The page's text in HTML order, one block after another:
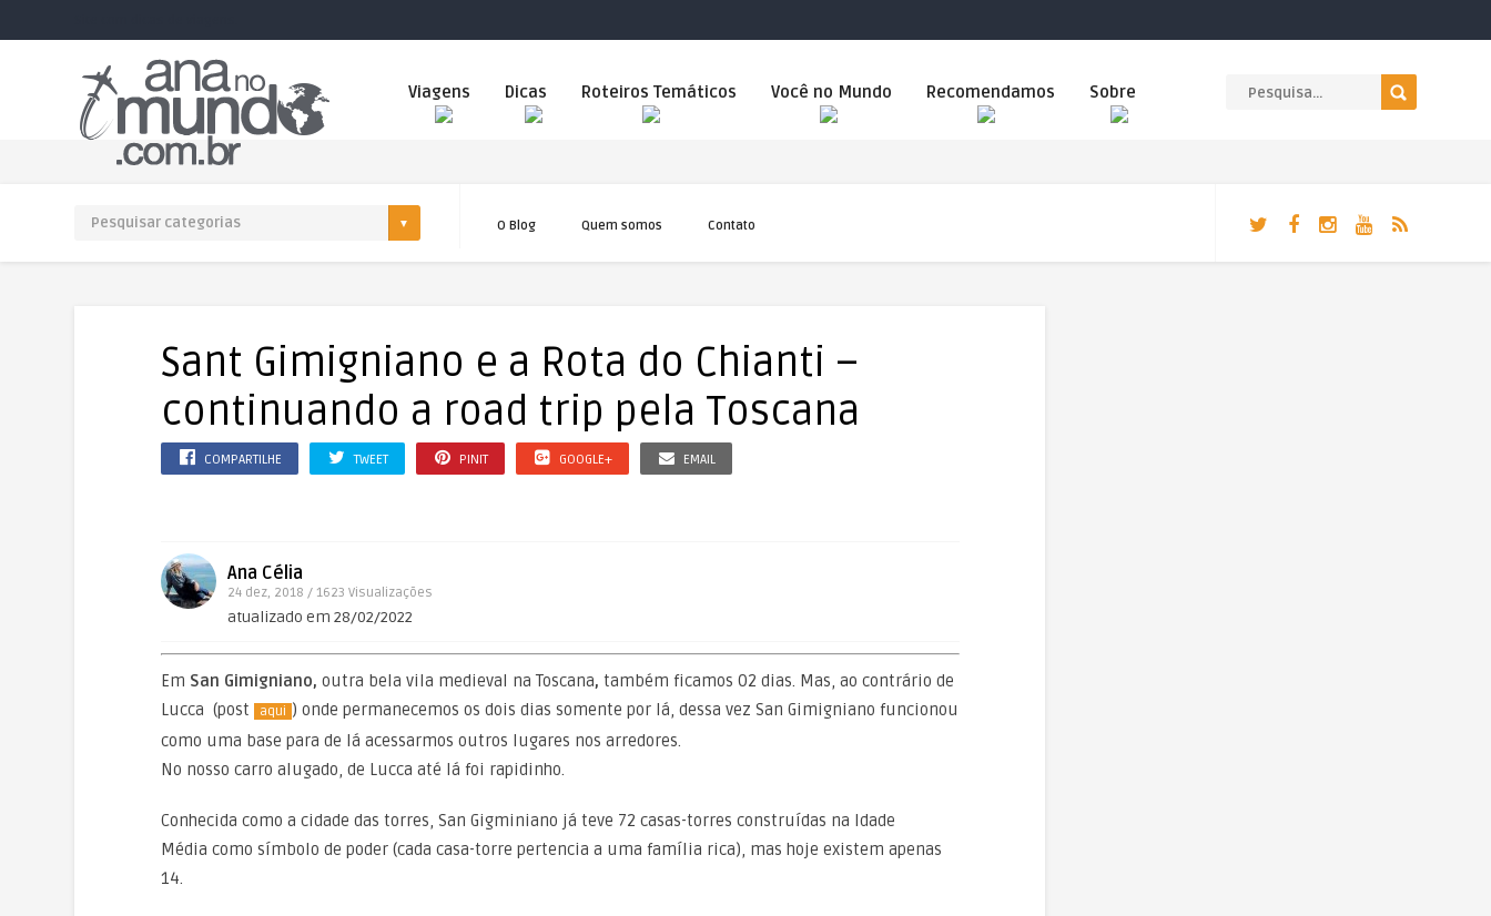
Viagens Dicas Roteiros Temáticos Você no Mundo Recomendamos Sobre
O Blog Quem somos Contato
Sant Gimigniano e a Rota do Chianti –
continuando a road trip pela Toscana
COMPARTILHE TWEET PINIT GOOGLE+ EMAIL
Ana Célia
24 dez, 2018 / 1623 Visualizações
atualizado em 28/02/2022
Em San Gimigniano, outra bela vila medieval na Toscana, também ficamos 02 dias. Mas, ao contrário de
Lucca (post
aqui ) onde permanecemos os dois dias somente por lá, dessa vez San Gimigniano funcionou
como uma base para de lá acessarmos outros lugares nos arredores.
No nosso carro alugado, de Lucca até lá foi rapidinho.
Conhecida como a cidade das torres, San Gigminiano já teve 72 casas-torres construídas na Idade
Média como símbolo de poder (cada casa-torre pertencia a uma família rica), mas hoje existem apenas
14.